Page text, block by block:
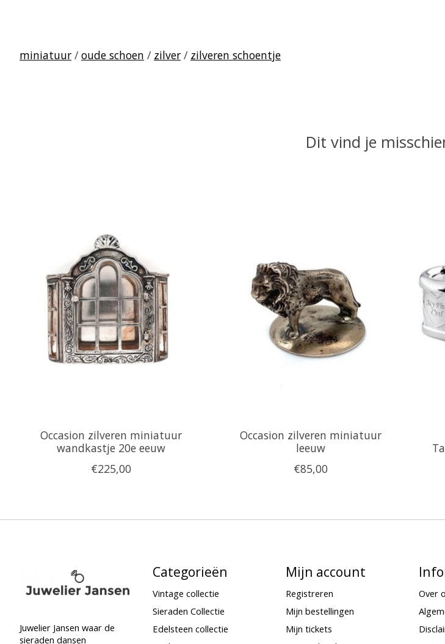
miniatuur / oude schoen / zilver / zilveren schoentje
Dit vind je
Occasion zilveren miniatuur
wandkastje 20e eeuw
€225,00
Occasion zilveren miniatuur
leeuw
€85,00
Juwelier Jansen waar de
sieraden dansen
Categorieën
Vintage collectie
Sieraden Collectie
Edelsteen collectie
Mijn account
Registreren
Mijn bestellingen
Mijn tickets
Over